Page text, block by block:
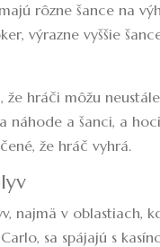
rôzne šance na
výrazne vyššie
že hráči môžu
náhode a šanci, a
že hráč vyhrá.
najmä v oblastiach,
sa spájajú s